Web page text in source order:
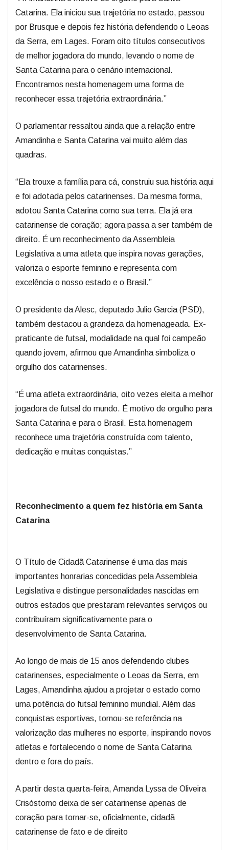
Catarina. Ela iniciou sua trajetória no estado, passou
por Brusque e depois fez história defendendo o Leoas
da Serra, em Lages. Foram oito títulos consecutivos
de melhor jogadora do mundo, levando o nome de
Santa Catarina para o cenário internacional.
Encontramos nesta homenagem uma forma de
reconhecer essa trajetória extraordinária.”
O parlamentar ressaltou ainda que a relação entre
Amandinha e Santa Catarina vai muito além das
quadras.
“Ela trouxe a família para cá, construiu sua história aqui
e foi adotada pelos catarinenses. Da mesma forma,
adotou Santa Catarina como sua terra. Ela já era
catarinense de coração; agora passa a ser também de
direito. É um reconhecimento da Assembleia
Legislativa a uma atleta que inspira novas gerações,
valoriza o esporte feminino e representa com
excelência o nosso estado e o Brasil.”
O presidente da Alesc, deputado Julio Garcia (PSD),
também destacou a grandeza da homenageada. Ex-
praticante de futsal, modalidade na qual foi campeão
quando jovem, afirmou que Amandinha simboliza o
orgulho dos catarinenses.
“É uma atleta extraordinária, oito vezes eleita a melhor
jogadora de futsal do mundo. É motivo de orgulho para
Santa Catarina e para o Brasil. Esta homenagem
reconhece uma trajetória construída com talento,
dedicação e muitas conquistas.”
Reconhecimento a quem fez história em Santa
Catarina
O Título de Cidadã Catarinense é uma das mais
importantes honrarias concedidas pela Assembleia
Legislativa e distingue personalidades nascidas em
outros estados que prestaram relevantes serviços ou
contribuíram significativamente para o
desenvolvimento de Santa Catarina.
Ao longo de mais de 15 anos defendendo clubes
catarinenses, especialmente o Leoas da Serra, em
Lages, Amandinha ajudou a projetar o estado como
uma potência do futsal feminino mundial. Além das
conquistas esportivas, tornou-se referência na
valorização das mulheres no esporte, inspirando novos
atletas e fortalecendo o nome de Santa Catarina
dentro e fora do país.
A partir desta quarta-feira, Amanda Lyssa de Oliveira
Crisóstomo deixa de ser catarinense apenas de
coração para tornar-se, oficialmente, cidadã
catarinense de fato e de direito